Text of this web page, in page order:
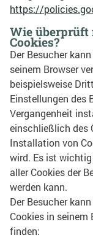
https://
Wie überprüft
Cookies?
Der Besucher
seinem Browser
beispielsweise
Einstellungen des
Vergangenheit
einschließlich des
Installation von
wird. Es ist
aller Cookies der
werden kann.
Der Besucher
Cookies in seinem
finden: